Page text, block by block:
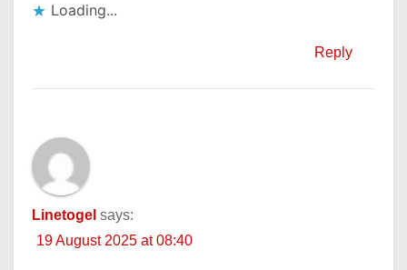
Loading...
Reply
Linetogel says:
19 August 2025 at 08:40